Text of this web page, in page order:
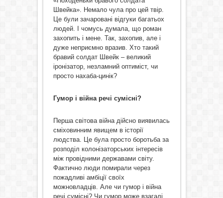
Швейка». Немало чула про цей твір.
Це були зачаровані відгуки багатьох
людей. І чомусь думала, що роман
захопить і мене. Так, захопив, але і
дуже неприємно вразив. Хто такий
бравий солдат Швейк – великий
іронізатор, незламний оптиміст, чи
просто нахаба-цинік?
Гумор і війна речі сумісні?
Перша світова війна дійсно виявилась
сміховинним явищем в історії
людства. Це була просто боротьба за
розподіл колонізаторських інтересів
між провідними державами світу.
Фактично люди помирали через
пожадливі амбіції своїх
можновладців. Але чи гумор і війна
речі сумісні? Чи гумор може взагалі